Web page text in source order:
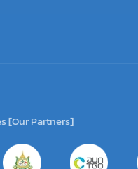
[Our Partners]